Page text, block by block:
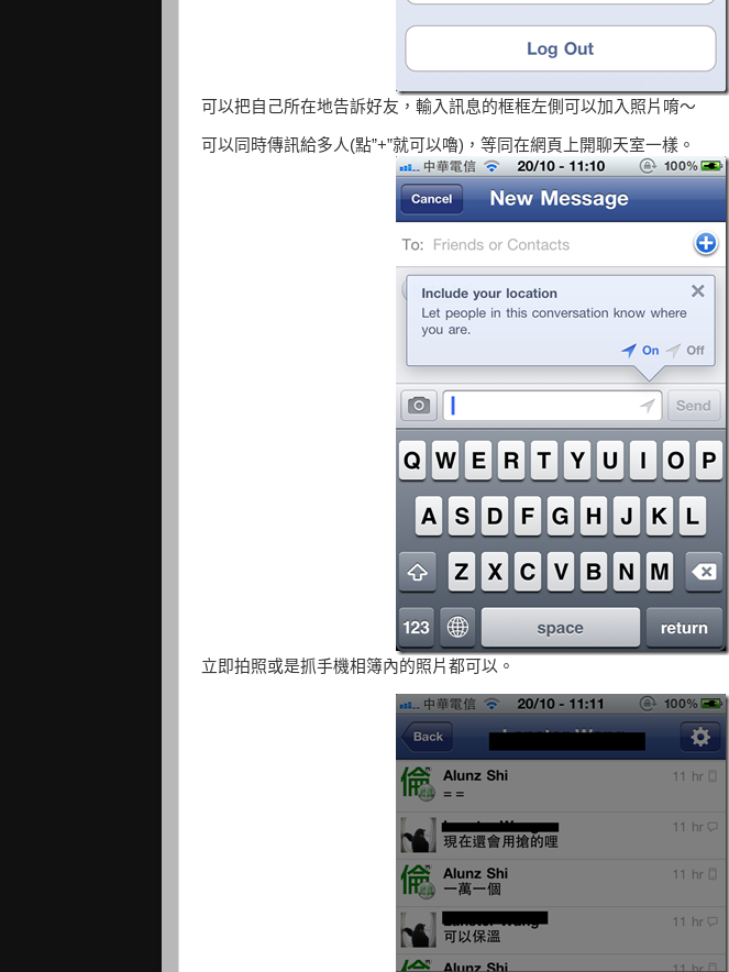
可以把自己所在地告訴好友，輸入訊息的框框左側可以加入照片唷～
可以同時傳訊給多人(點”+”就可以嚕)，等同在網頁上開聊天室一樣。
立即拍照或是抓手機相簿內的照片都可以。